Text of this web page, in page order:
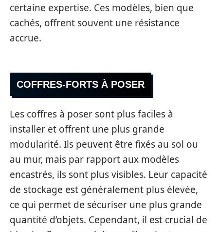
certaine expertise. Ces modèles, bien que
cachés, offrent souvent une résistance
accrue.
COFFRES-FORTS À POSER
Les coffres à poser sont plus faciles à
installer et offrent une plus grande
modularité. Ils peuvent être fixés au sol ou
au mur, mais par rapport aux modèles
encastrés, ils sont plus visibles. Leur capacité
de stockage est généralement plus élevée,
ce qui permet de sécuriser une plus grande
quantité d’objets. Cependant, il est crucial de